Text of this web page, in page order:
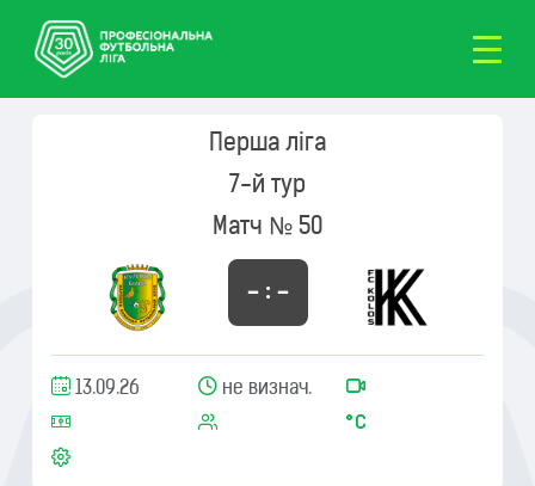
Перша ліга
7-й тур
Матч № 50
– : –
13.09.26 не визнач.